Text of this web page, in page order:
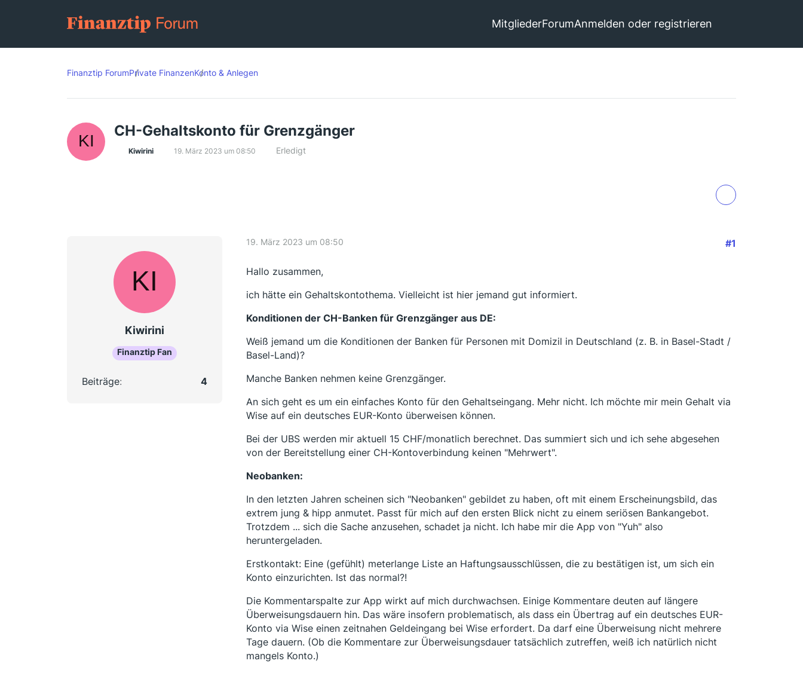
MitgliederForumAnmelden oder registrieren
Finanztip ForumPrivate FinanzenKonto & Anlegen
CH-Gehaltskonto für Grenzgänger
Kiwirini 19. März 2023 um 08:50 Erledigt
Kiwirini
Finanztip Fan
Beiträge 4
19. März 2023 um 08:50 #1
Hallo zusammen,
ich hätte ein Gehaltskontothema. Vielleicht ist hier jemand gut informiert.
Konditionen der CH-Banken für Grenzgänger aus DE:
Weiß jemand um die Konditionen der Banken für Personen mit Domizil in Deutschland (z. B. in Basel-Stadt /
Basel-Land)?
Manche Banken nehmen keine Grenzgänger.
An sich geht es um ein einfaches Konto für den Gehaltseingang. Mehr nicht. Ich möchte mir mein Gehalt via
Wise auf ein deutsches EUR-Konto überweisen können.
Bei der UBS werden mir aktuell 15 CHF/monatlich berechnet. Das summiert sich und ich sehe abgesehen
von der Bereitstellung einer CH-Kontoverbindung keinen "Mehrwert".
Neobanken:
In den letzten Jahren scheinen sich "Neobanken" gebildet zu haben, oft mit einem Erscheinungsbild, das
extrem jung & hipp anmutet. Passt für mich auf den ersten Blick nicht zu einem seriösen Bankangebot.
Trotzdem ... sich die Sache anzusehen, schadet ja nicht. Ich habe mir die App von "Yuh" also
heruntergeladen.
Erstkontakt: Eine (gefühlt) meterlange Liste an Haftungsausschlüssen, die zu bestätigen ist, um sich ein
Konto einzurichten. Ist das normal?!
Die Kommentarspalte zur App wirkt auf mich durchwachsen. Einige Kommentare deuten auf längere
Überweisungsdauern hin. Das wäre insofern problematisch, als dass ein Übertrag auf ein deutsches EUR-
Konto via Wise einen zeitnahen Geldeingang bei Wise erfordert. Da darf eine Überweisung nicht mehrere
Tage dauern. (Ob die Kommentare zur Überweisungsdauer tatsächlich zutreffen, weiß ich natürlich nicht
mangels Konto.)